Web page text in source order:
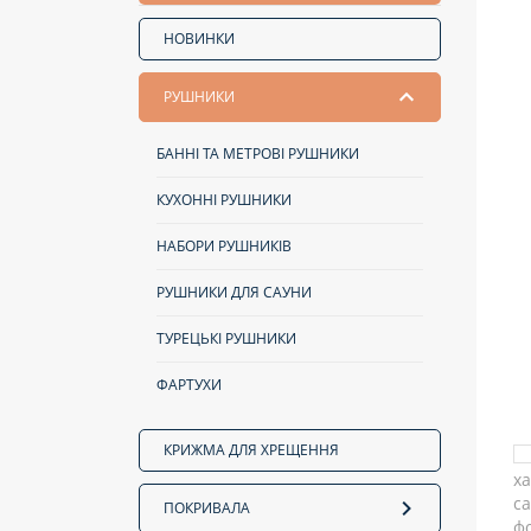
НОВИНКИ
РУШНИКИ
БАННІ ТА МЕТРОВІ РУШНИКИ
КУХОННІ РУШНИКИ
НАБОРИ РУШНИКІВ
РУШНИКИ ДЛЯ САУНИ
ТУРЕЦЬКІ РУШНИКИ
ФАРТУХИ
КРИЖМА ДЛЯ ХРЕЩЕННЯ
ПОКРИВАЛА